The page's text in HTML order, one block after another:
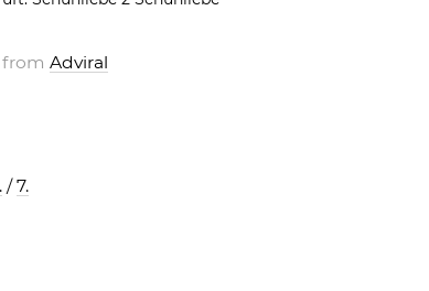
Adviral
/7.